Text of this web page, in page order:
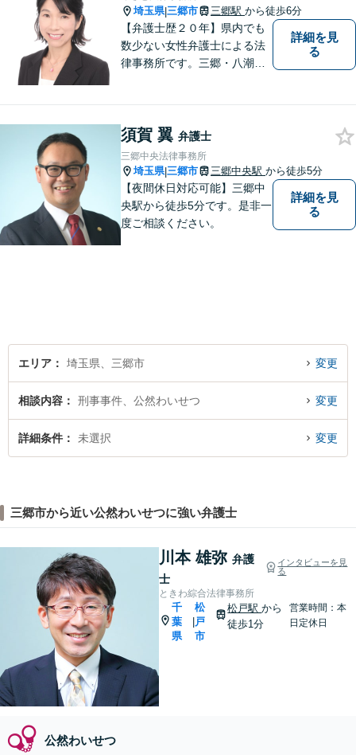
埼玉県|三郷市 三郷駅 から徒歩6分
【弁護士歴２０年】県内でも
数少ない女性弁護士による法
律事務所です。三郷・八潮・
詳細を見
る
須賀 翼 弁護士
三郷中央法律事務所
埼玉県|三郷市 三郷中央駅 から徒歩5分
【夜間休日対応可能】三郷中
央駅から徒歩5分です。是非一
度ご相談ください。
詳細を見
る
エリア 埼玉県、三郷市 変更
相談内容 刑事事件、公然わいせつ 変更
詳細条件 未選択 変更
三郷市から近い公然わいせつに強い弁護士
川本 雄弥 弁護
士
インタビューを見
る
ときわ綜合法律事務所
千
葉
県
松
戸
市
松戸駅から
徒歩1分
営業時間：本
日定休日
公然わいせつ